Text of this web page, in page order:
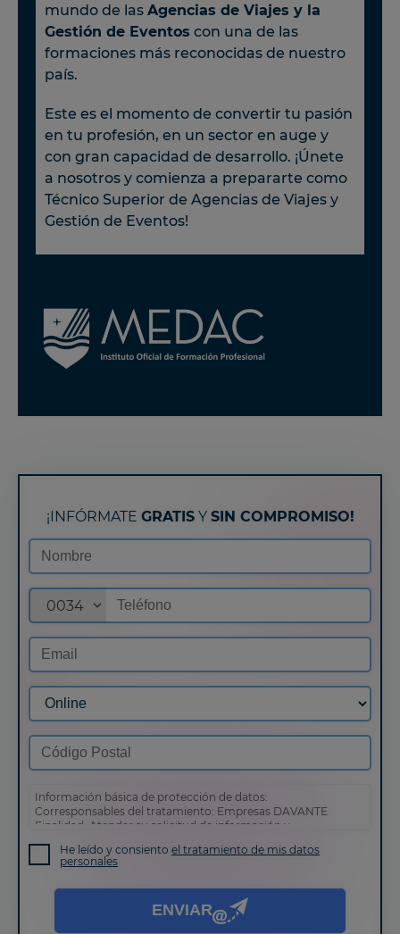
mundo de las Agencias de Viajes y la
Gestión de Eventos con una de las
formaciones más reconocidas de nuestro
país.
Este es el momento de convertir tu pasión
en tu profesión, en un sector en auge y
con gran capacidad de desarrollo. ¡Únete
a nosotros y comienza a prepararte como
Técnico Superior de Agencias de Viajes y
Gestión de Eventos!
¡INFÓRMATE GRATISY SIN COMPROMISO!
0034
Información básica de protección de datos:
Corresponsables del tratamiento: Empresas DAVANTE
Finalidad: Atender su solicitud de información y
Derechos: Puede acceder, rectificar y suprimir sus datos,
así como otros derechos tal y como se explica en nuestra
He leído y consiento el tratamiento de mis datos
personales
ENVIAR